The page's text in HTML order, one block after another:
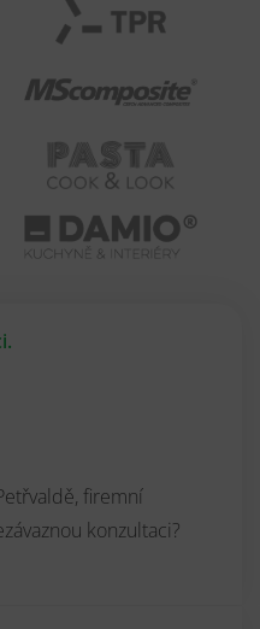
firemní
konzultaci?